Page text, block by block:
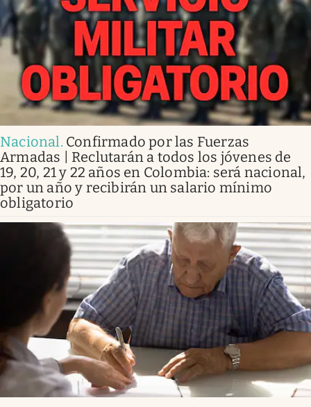
Nacional. Confirmado por las Fuerzas
Armadas | Reclutarán a todos los jóvenes de
19, 20, 21 y 22 años en Colombia: será nacional,
por un año y recibirán un salario mínimo
obligatorio